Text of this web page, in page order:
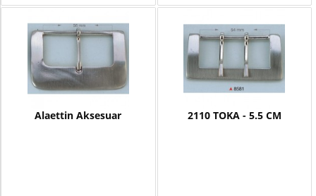
Alaettin Aksesuar 2110 TOKA - 5.5 CM